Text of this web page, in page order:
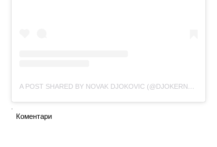
A POST SHARED BY NOVAK DJOKOVIC (@DJOKERNOLE)
.
Коментари